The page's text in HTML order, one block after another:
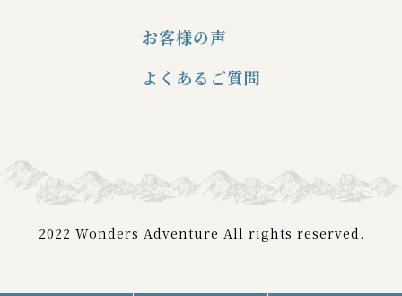
お客様の声
よくあるご質問
2022 Wonders Adventure All rights reserved.